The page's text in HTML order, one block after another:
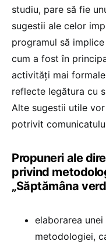
studiu, pare să fie
sugestii ale celor
programul să
cum a fost în
activități mai
reflecte legătura cu
Alte sugestii utile
potrivit
Propuneri ale
privind
„Săptămâna
elaborarea
metodologiei,